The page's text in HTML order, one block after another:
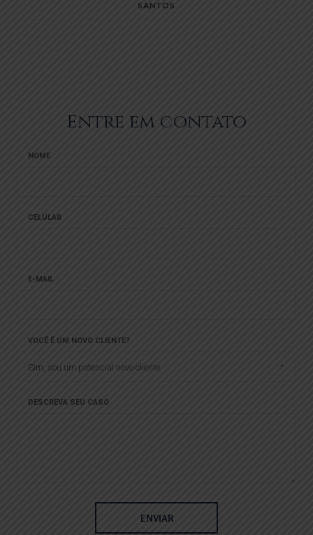
SANTOS
Entre em contato
NOME
CELULAR
E-MAIL
VOCÊ É UM NOVO CLIENTE?
Sim, sou um potencial novo cliente
DESCREVA SEU CASO